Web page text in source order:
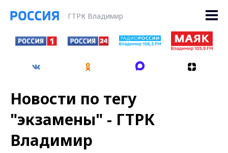
ГТРК Владимир
Новости по тегу
"экзамены" - ГТРК
Владимир